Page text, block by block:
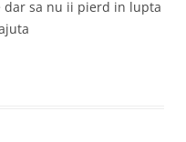
sa nu ii pierd in lupta